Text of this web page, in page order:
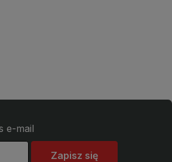
e-mail
Zapisz się